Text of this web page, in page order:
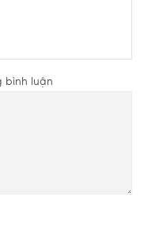
bình luận